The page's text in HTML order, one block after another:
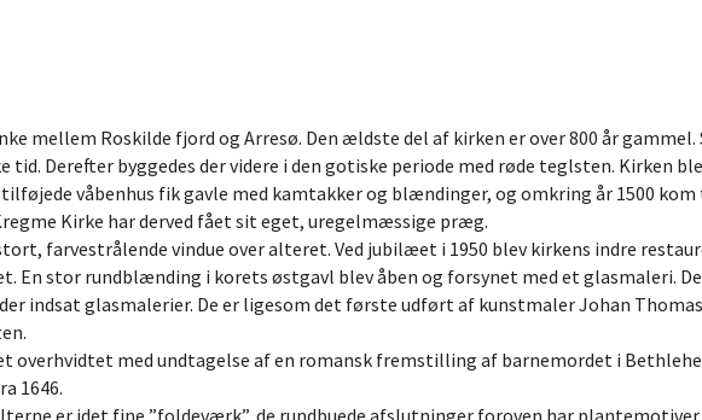
mellem Roskilde fjord og Arresø. Den ældste del af kirken er over 800 år
tid. Derefter byggedes der videre i den gotiske periode med røde teglsten. Kirken
våbenhus fik gavle med kamtakker og blændinger, og omkring år 1500
Kirke har derved fået sit eget, uregelmæssige præg.
farvestrålende vindue over alteret. Ved jubilæet i 1950 blev kirkens indre
En stor rundblænding i korets østgavl blev åben og forsynet med et glasmaleri.
indsat glasmalerier. De er ligesom det første udført af kunstmaler Johan Thomas
overhvidtet med undtagelse af en romansk fremstilling af barnemordet i
1646.